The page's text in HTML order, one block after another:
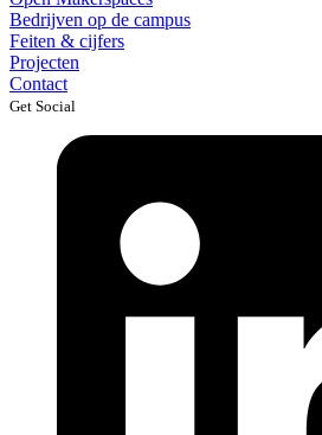
Bedrijven op de campus
Feiten & cijfers
Projecten
Contact
Get Social